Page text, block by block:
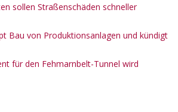
sollen Straßenschäden schneller
Bau von Produktionsanlagen und kündigt
für den Fehmarnbelt-Tunnel wird